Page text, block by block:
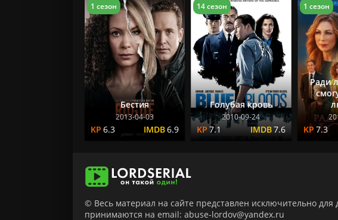
Бестия
2013-04-03
6.3 6.9
1 сезон
Голубая кровь
2010-09-24
7.1 7.6
14 сезон
Ради
7.3
1 сезон
© Весь материал на сайте представлен исключительно
принимаются на email: abuse-lordov@yandex.ru